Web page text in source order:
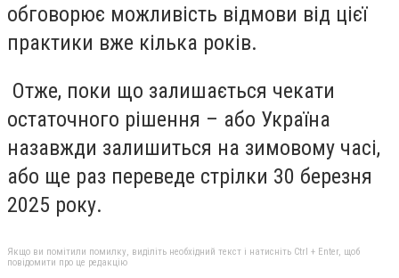
обговорює можливість відмови від цієї
практики вже кілька років.
Отже, поки що залишається чекати
остаточного рішення – або Україна
назавжди залишиться на зимовому часі,
або ще раз переведе стрілки 30 березня
2025 року.
Якщо ви помітили помилку, виділіть необхідний текст і натисніть Ctrl + Enter, щоб
повідомити про це редакцію